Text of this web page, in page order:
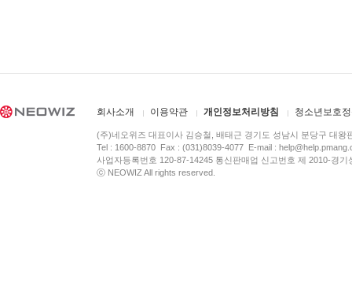
회사소개 이용약관 개인정보처리방침 청소년보호
(주)네오위즈 대표이사 김승철, 배태근 경기도 성남시 분당구 대왕
Tel : 1600-8870 Fax : (031)8039-4077 E-mail :
사업자등록번호 120-87-14245 통신판매업 신고번호 제 2010-경
ⓒ NEOWIZ All rights reserved.